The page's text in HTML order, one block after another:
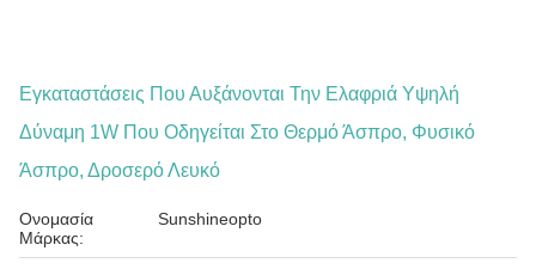
Εγκαταστάσεις Που Αυξάνονται Την Ελαφριά Υψηλή
Δύναμη 1W Που Οδηγείται Στο Θερμό Άσπρο, Φυσικό
Άσπρο, Δροσερό Λευκό
Ονομασία
Μάρκας:
Sunshineopto